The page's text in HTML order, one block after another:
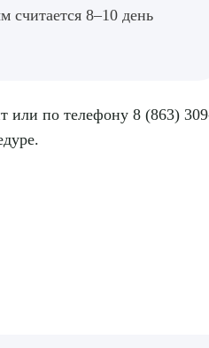
считается 8–10 день
или по телефону 8 (863)